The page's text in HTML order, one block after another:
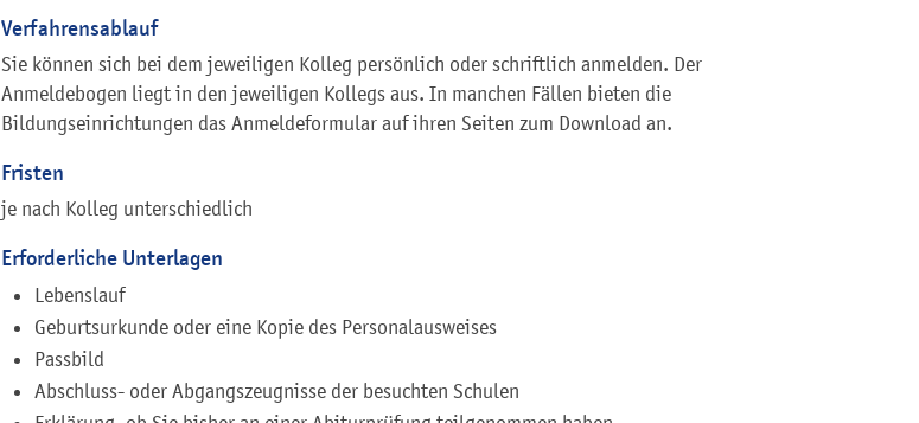
Verfahrensablauf
Sie können sich bei dem jeweiligen Kolleg persönlich oder schriftlich anmelden. Der
Anmeldebogen liegt in den jeweiligen Kollegs aus. In manchen Fällen bieten die
Bildungseinrichtungen das Anmeldeformular auf ihren Seiten zum Download an.
Fristen
je nach Kolleg unterschiedlich
Erforderliche Unterlagen
Lebenslauf
Geburtsurkunde oder eine Kopie des Personalausweises
Passbild
Abschluss- oder Abgangszeugnisse der besuchten Schulen